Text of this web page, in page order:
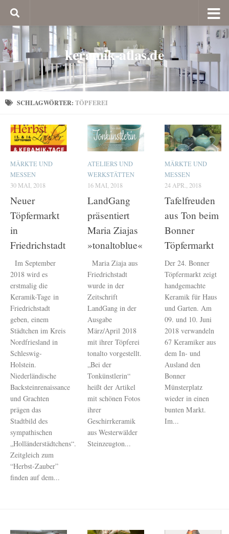
keramik-atlas.de
SCHLAGWÖRTER: TÖPFEREI
MÄRKTE UND
MESSEN
30 MAI, 2018
Neuer
Töpfermarkt
in
Friedrichstadt
Im September
2018 wird es
erstmalig die
Keramik-Tage in
Friedrichstadt
geben, einem
Städtchen im Kreis
Nordfriesland in
Schleswig-
Holstein.
Niederländische
Backsteinrenaissance
und Grachten
prägen das
Stadtbild des
sympathischen
„Holländerstädtchens“.
Zeitgleich zum
“Herbst-Zauber”
finden auf dem...
ATELIERS UND
WERKSTÄTTEN
16 MAI, 2018
LandGang
präsentiert
Maria Ziajas
»tonaltoblue«
Maria Ziaja aus
Friedrichstadt
wurde in der
Zeitschrift
LandGang in der
Ausgabe
März/April 2018
mit ihrer Töpferei
tonalto vorgestellt.
„Bei der
Tonkünstlerin“
heißt der Artikel
mit schönen Fotos
ihrer
Geschirrkeramik
aus Westerwälder
Steinzeugton...
MÄRKTE UND
MESSEN
24 APR., 2018
Tafelfreuden
aus Ton beim
Bonner
Töpfermarkt
Der 24. Bonner
Töpfermarkt zeigt
handgemachte
Keramik für Haus
und Garten. Am
09. und 10. Juni
2018 verwandeln
67 Keramiker aus
dem In- und
Ausland den
Bonner
Münsterplatz
wieder in einen
bunten Markt.
Im...